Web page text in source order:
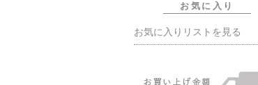
お気に入り
お気に入りリストを見る